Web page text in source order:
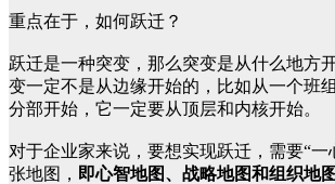
重点在于，如何跃迁？
跃迁是一种突变，那么突变是从什么地方
变一定不是从边缘开始的，比如从一个班
分部开始，它一定要从顶层和内核开始。
对于企业家来说，要想实现跃迁，需要“一
张地图， 即心智地图、战略地图和组织地图